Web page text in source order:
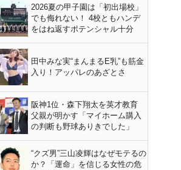
2026夏の甲子園は「初出場校」
でも侮れない！ 4校ともハンデ
をはね返すポテンシャル十分
田中みな実“まんまるE乳”も筋金
入り！アッパレのあざとさ
阪神1位・森下翔太を英才教育
父親が明かす「マイホーム購入
の判断も野球ありきでした」
“クズ男”三山凌輝はなぜモテるの
か？「運命」を信じる女性の危